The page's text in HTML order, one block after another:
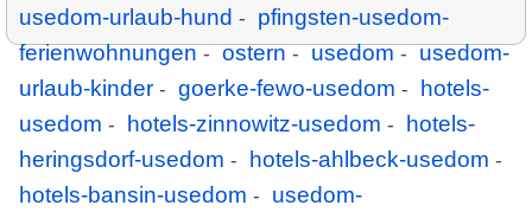
usedom-urlaub-hund - pfingsten-usedom-
ferienwohnungen - ostern - usedom - usedom-
urlaub-kinder - goerke-fewo-usedom -
hotels-
usedom - hotels-zinnowitz-usedom -
hotels-
heringsdorf-usedom - hotels-ahlbeck-usedom -
hotels-bansin-usedom - usedom-